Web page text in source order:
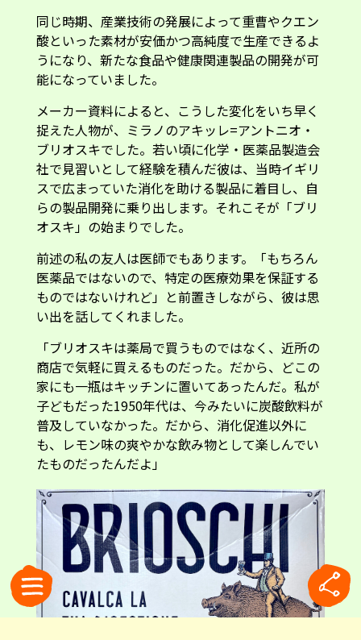
同じ時期、産業技術の発展によって重曹やクエン
酸といった素材が安価かつ高純度で生産できるよ
うになり、新たな食品や健康関連製品の開発が可
能になっていました。
メーカー資料によると、こうした変化をいち早く
捉えた人物が、ミラノのアキッレ=アントニオ・
ブリオスキでした。若い頃に化学・医薬品製造会
社で見習いとして経験を積んだ彼は、当時イギリ
スで広まっていた消化を助ける製品に着目し、自
らの製品開発に乗り出します。それこそが「ブリ
オスキ」の始まりでした。
前述の私の友人は医師でもあります。「もちろん
医薬品ではないので、特定の医療効果を保証する
ものではないけれど」と前置きしながら、彼は思
い出を話してくれました。
「ブリオスキは薬局で買うものではなく、近所の
商店で気軽に買えるものだった。だから、どこの
家にも一瓶はキッチンに置いてあったんだ。私が
子どもだった1950年代は、今みたいに炭酸飲料が
普及していなかった。だから、消化促進以外に
も、レモン味の爽やかな飲み物として楽しんでい
たものだったんだよ」